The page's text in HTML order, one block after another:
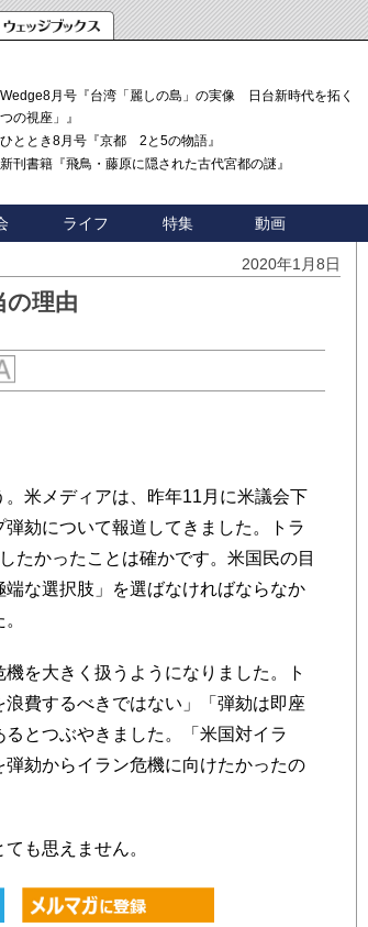
Wedge8月号『台湾「麗しの島」の実像 日台新時代を拓く「3
つの視座」』
ひととき8月号『京都 2と5の物語』
新刊書籍『飛鳥・藤原に隠された古代宮都の謎』
ライフ 特集 動画
2020年1月8日
の理由
米メディアは、昨年11月に米議会下
劾について報道してきました。トラ
たかったことは確かです。米国民の目
な選択肢」を選ばなければならなか
を大きく扱うようになりました。ト
費するべきではない」「弾劾は即座
とつぶやきました。「米国対イラ
劾からイラン危機に向けたかったの
も思えません。